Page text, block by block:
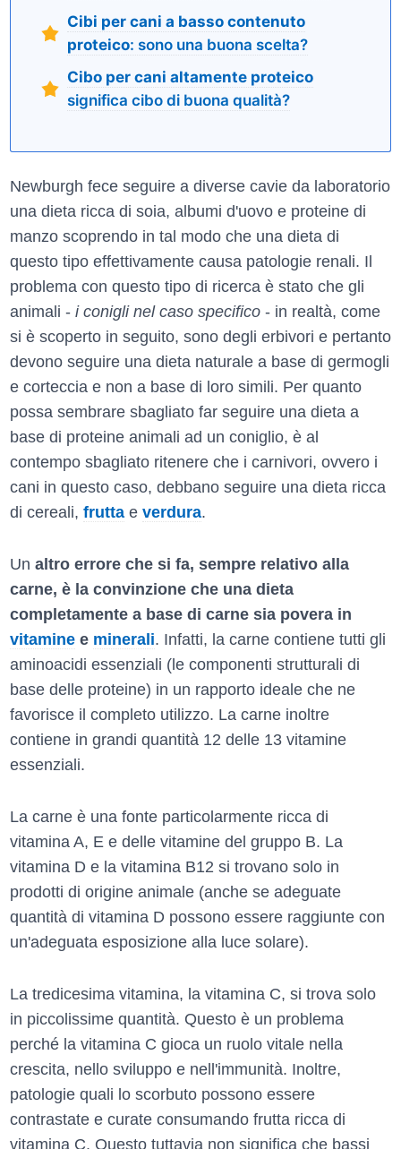
Cibi per cani a basso contenuto
proteico: sono una buona scelta?
Cibo per cani altamente proteico
significa cibo di buona qualità?
Newburgh fece seguire a diverse cavie da laboratorio
una dieta ricca di soia, albumi d'uovo e proteine di
manzo scoprendo in tal modo che una dieta di
questo tipo effettivamente causa patologie renali. Il
problema con questo tipo di ricerca è stato che gli
animali - i conigli nel caso specifico - in realtà, come
si è scoperto in seguito, sono degli erbivori e pertanto
devono seguire una dieta naturale a base di germogli
e corteccia e non a base di loro simili. Per quanto
possa sembrare sbagliato far seguire una dieta a
base di proteine animali ad un coniglio, è al
contempo sbagliato ritenere che i carnivori, ovvero i
cani in questo caso, debbano seguire una dieta ricca
di cereali, frutta e verdura.
Un altro errore che si fa, sempre relativo alla
carne, è la convinzione che una dieta
completamente a base di carne sia povera in
vitamine e minerali. Infatti, la carne contiene tutti gli
aminoacidi essenziali (le componenti strutturali di
base delle proteine) in un rapporto ideale che ne
favorisce il completo utilizzo. La carne inoltre
contiene in grandi quantità 12 delle 13 vitamine
essenziali.
La carne è una fonte particolarmente ricca di
vitamina A, E e delle vitamine del gruppo B. La
vitamina D e la vitamina B12 si trovano solo in
prodotti di origine animale (anche se adeguate
quantità di vitamina D possono essere raggiunte con
un'adeguata esposizione alla luce solare).
La tredicesima vitamina, la vitamina C, si trova solo
in piccolissime quantità. Questo è un problema
perché la vitamina C gioca un ruolo vitale nella
crescita, nello sviluppo e nell'immunità. Inoltre,
patologie quali lo scorbuto possono essere
contrastate e curate consumando frutta ricca di
vitamina C. Questo tuttavia non significa che bassi